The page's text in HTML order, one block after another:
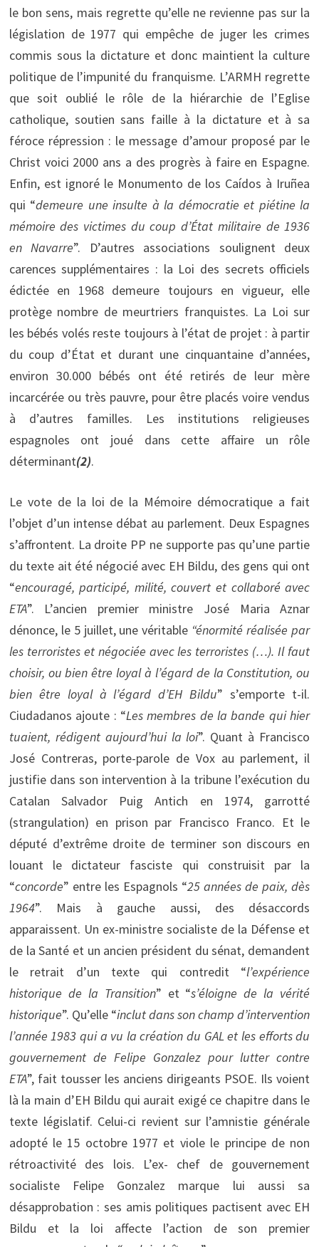
le bon sens, mais regrette qu’elle ne revienne pas sur la
législation de 1977 qui empêche de juger les crimes
commis sous la dictature et donc maintient la culture
politique de l’impunité du franquisme. L’ARMH regrette
que soit oublié le rôle de la hiérarchie de l’Eglise
catholique, soutien sans faille à la dictature et à sa
féroce répression : le message d’amour proposé par le
Christ voici 2000 ans a des progrès à faire en Espagne.
Enfin, est ignoré le Monumento de los Caídos à Iruñea
qui “demeure une insulte à la démocratie et piétine la
mémoire des victimes du coup d’État militaire de 1936
en Navarre”. D’autres associations soulignent deux
carences supplémentaires : la Loi des secrets officiels
édictée en 1968 demeure toujours en vigueur, elle
protège nombre de meurtriers franquistes. La Loi sur
les bébés volés reste toujours à l’état de projet : à partir
du coup d’État et durant une cinquantaine d’années,
environ 30.000 bébés ont été retirés de leur mère
incarcérée ou très pauvre, pour être placés voire vendus
à d’autres familles. Les institutions religieuses
espagnoles ont joué dans cette affaire un rôle
déterminant(2).
Le vote de la loi de la Mémoire démocratique a fait
l’objet d’un intense débat au parlement. Deux Espagnes
s’affrontent. La droite PP ne supporte pas qu’une partie
du texte ait été négocié avec EH Bildu, des gens qui ont
“encouragé, participé, milité, couvert et collaboré avec
ETA”. L’ancien premier ministre José Maria Aznar
dénonce, le 5 juillet, une véritable “énormité réalisée par
les terroristes et négociée avec les terroristes (…). Il faut
choisir, ou bien être loyal à l’égard de la Constitution, ou
bien être loyal à l’égard d’EH Bildu” s’emporte t-il.
Ciudadanos ajoute : “Les membres de la bande qui hier
tuaient, rédigent aujourd’hui la loi”. Quant à Francisco
José Contreras, porte-parole de Vox au parlement, il
justifie dans son intervention à la tribune l’exécution du
Catalan Salvador Puig Antich en 1974, garrotté
(strangulation) en prison par Francisco Franco. Et le
député d’extrême droite de terminer son discours en
louant le dictateur fasciste qui construisit par la
“concorde” entre les Espagnols “25 années de paix, dès
1964”. Mais à gauche aussi, des désaccords
apparaissent. Un ex-ministre socialiste de la Défense et
de la Santé et un ancien président du sénat, demandent
le retrait d’un texte qui contredit “l’expérience
historique de la Transition” et “s’éloigne de la vérité
historique”. Qu’elle “inclut dans son champ d’intervention
l’année 1983 qui a vu la création du GAL et les efforts du
gouvernement de Felipe Gonzalez pour lutter contre
ETA”, fait tousser les anciens dirigeants PSOE. Ils voient
là la main d’EH Bildu qui aurait exigé ce chapitre dans le
texte législatif. Celui-ci revient sur l’amnistie générale
adopté le 15 octobre 1977 et viole le principe de non
rétroactivité des lois. L’ex- chef de gouvernement
socialiste Felipe Gonzalez marque lui aussi sa
désapprobation : ses amis politiques pactisent avec EH
Bildu et la loi affecte l’action de son premier